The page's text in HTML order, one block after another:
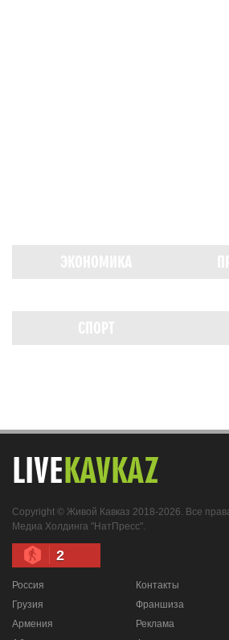
LIVEKAVKAZ
Copyright © Живой Кавказ 2018-2026. Все
Медиа Холдинга "НатПресс".
2
Россия
Грузия
Армения
Контакты
Франшиза
Реклама